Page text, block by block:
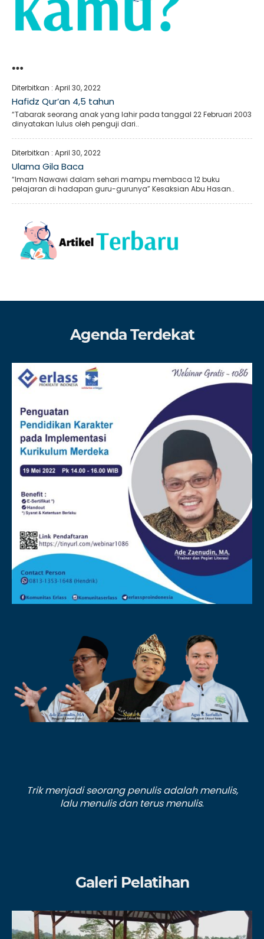
…
Diterbitkan : April 30, 2022
Hafidz Qur’an 4,5 tahun
“Tabarak seorang anak yang lahir pada tanggal 22 Februari 2003
dinyatakan lulus oleh penguji dari..
Diterbitkan : April 30, 2022
Ulama Gila Baca
“Imam Nawawi dalam sehari mampu membaca 12 buku
pelajaran di hadapan guru-gurunya” Kesaksian Abu Hasan..
Agenda Terdekat
Trik menjadi seorang penulis adalah menulis,
lalu menulis dan terus menulis.
Galeri Pelatihan